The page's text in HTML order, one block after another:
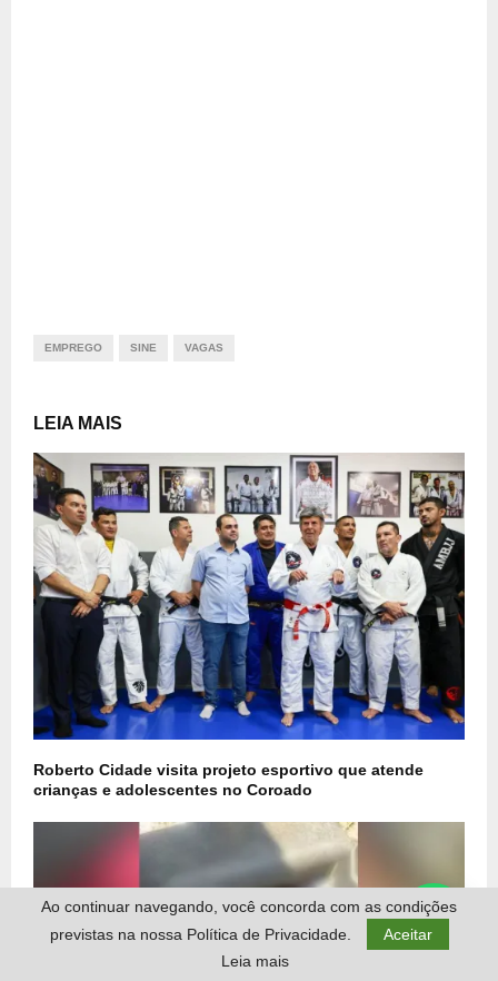
EMPREGO SINE VAGAS
LEIA MAIS
Roberto Cidade visita projeto esportivo que atende
crianças e adolescentes no Coroado
Ao continuar navegando, você concorda com as condições
previstas na nossa Política de Privacidade.
Aceitar
Leia mais